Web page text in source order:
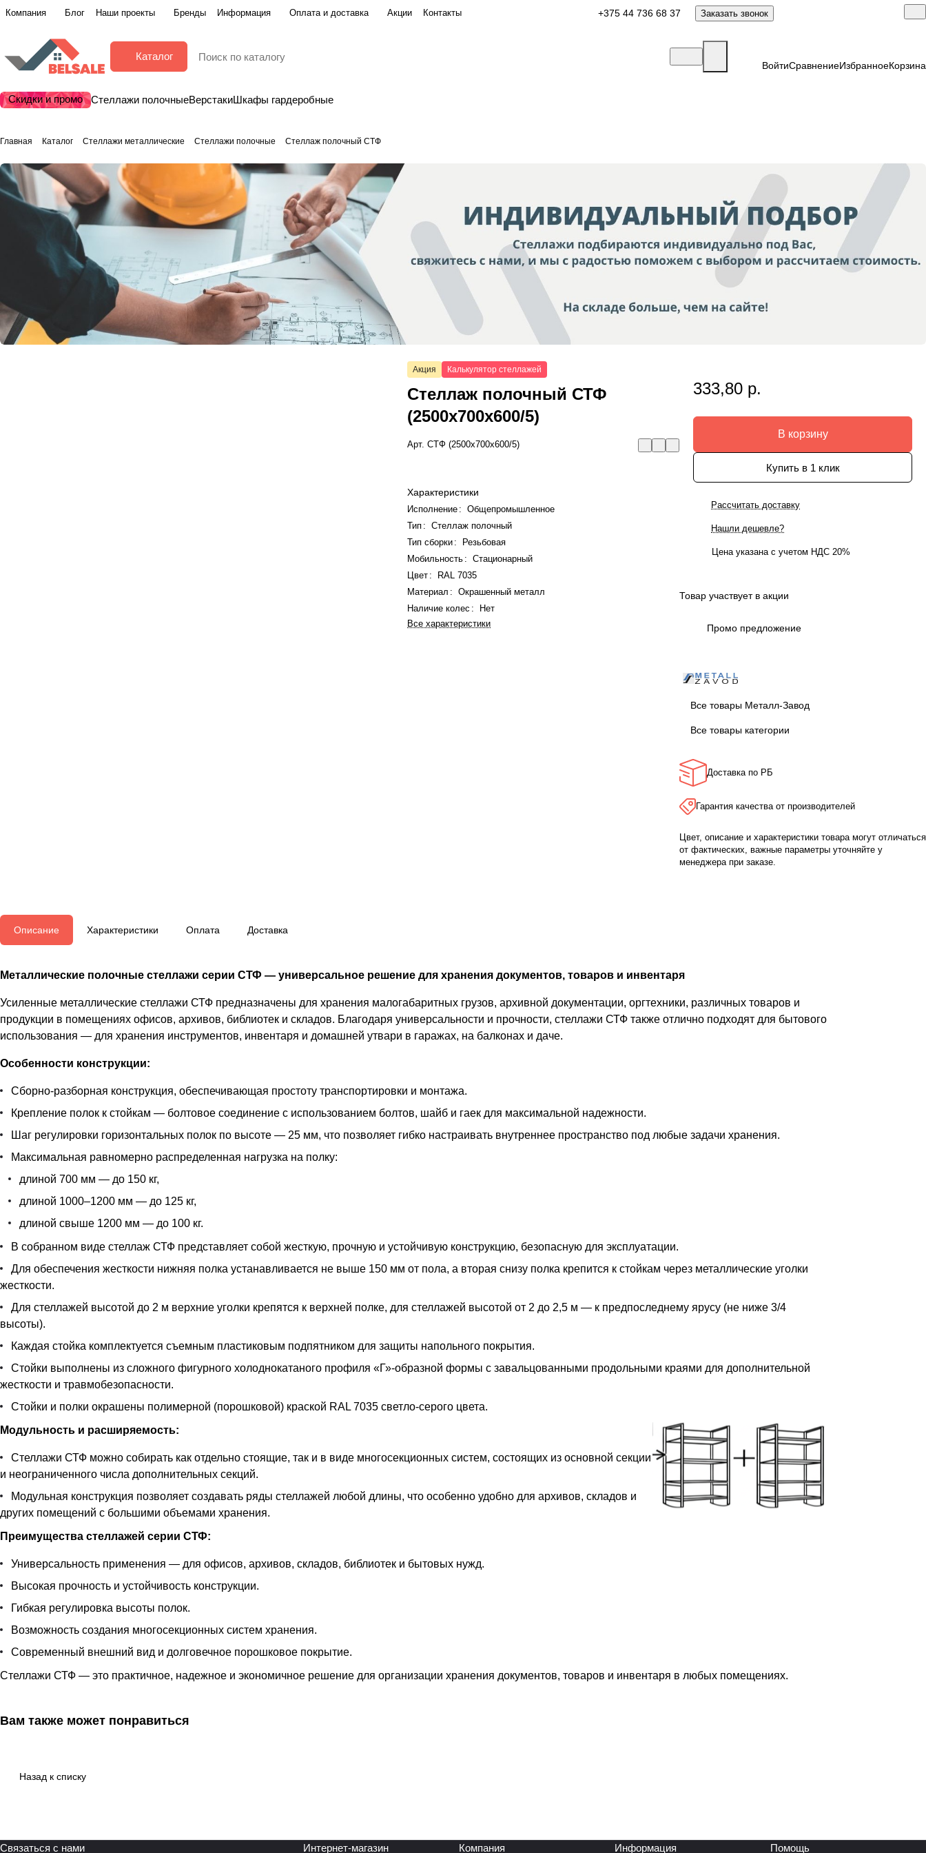
Компания Блог Наши проекты Бренды Информация Оплата и доставка Акции Контакты +375 44 736 68 37 Заказать звонок
Каталог
ВойтиСравнениеИзбранноеКорзина
Скидки и промо Стеллажи полочныеВерстакиШкафы гардеробные
Главная Каталог Стеллажи металлические Стеллажи полочные Стеллаж полочный СТФ
Акция Калькулятор стеллажей
Стеллаж полочный СТФ
(2500x700x600/5)
Арт.СТФ (2500x700x600/5)
Характеристики
Исполнение :
Общепромышленное
Тип :
Стеллаж полочный
Тип сборки:
Резьбовая
Мобильность :
Стационарный
Цвет :
RAL 7035
Материал :
Окрашенный металл
Наличие колес :
Нет
Все характеристики
333,80 р.
В корзину
Купить в 1 клик
Рассчитать доставку
Нашли дешевле?
Цена указана с учетом НДС 20%
Товар участвует в акции
Промо предложение
Все товары Металл-Завод
Все товары категории
Доставка по РБ
Гарантия качества от производителей
Цвет, описание и характеристики товара могут отличаться
от фактических, важные параметры уточняйте у
менеджера при заказе.
Описание Характеристики Оплата Доставка
Металлические полочные стеллажи серии СТФ — универсальное решение для хранения документов, товаров и инвентаря
Усиленные металлические стеллажи СТФ предназначены для хранения малогабаритных грузов, архивной документации, оргтехники, различных товаров и
продукции в помещениях офисов, архивов, библиотек и складов. Благодаря универсальности и прочности, стеллажи СТФ также отлично подходят для бытового
использования — для хранения инструментов, инвентаря и домашней утвари в гаражах, на балконах и даче.
Особенности конструкции:
Сборно-разборная конструкция, обеспечивающая простоту транспортировки и монтажа.
Крепление полок к стойкам — болтовое соединение с использованием болтов, шайб и гаек для максимальной надежности.
Шаг регулировки горизонтальных полок по высоте — 25 мм, что позволяет гибко настраивать внутреннее пространство под любые задачи хранения.
Максимальная равномерно распределенная нагрузка на полку:
длиной 700 мм — до 150 кг,
длиной 1000–1200 мм — до 125 кг,
длиной свыше 1200 мм — до 100 кг.
В собранном виде стеллаж СТФ представляет собой жесткую, прочную и устойчивую конструкцию, безопасную для эксплуатации.
Для обеспечения жесткости нижняя полка устанавливается не выше 150 мм от пола, а вторая снизу полка крепится к стойкам через металлические уголки
жесткости.
Для стеллажей высотой до 2 м верхние уголки крепятся к верхней полке, для стеллажей высотой от 2 до 2,5 м — к предпоследнему ярусу (не ниже 3/4
высоты).
Каждая стойка комплектуется съемным пластиковым подпятником для защиты напольного покрытия.
Стойки выполнены из сложного фигурного холоднокатаного профиля «Г»-образной формы с завальцованными продольными краями для дополнительной
жесткости и травмобезопасности.
Стойки и полки окрашены полимерной (порошковой) краской RAL 7035 светло-серого цвета.
Модульность и расширяемость:
Стеллажи СТФ можно собирать как отдельно стоящие, так и в виде многосекционных систем, состоящих из основной секции
и неограниченного числа дополнительных секций.
Модульная конструкция позволяет создавать ряды стеллажей любой длины, что особенно удобно для архивов, складов и
других помещений с большими объемами хранения.
Преимущества стеллажей серии СТФ:
Универсальность применения — для офисов, архивов, складов, библиотек и бытовых нужд.
Высокая прочность и устойчивость конструкции.
Гибкая регулировка высоты полок.
Возможность создания многосекционных систем хранения.
Современный внешний вид и долговечное порошковое покрытие.
Стеллажи СТФ — это практичное, надежное и экономичное решение для организации хранения документов, товаров и инвентаря в любых помещениях.
Вам также может понравиться
Назад к списку
Связаться с нами Интернет-магазин Компания Информация Помощь